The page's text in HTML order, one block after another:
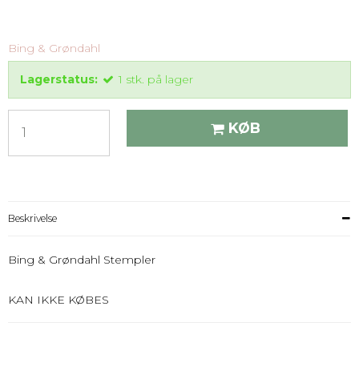
Bing & Grøndahl
Lagerstatus: 1 stk. på lager
KØB
Beskrivelse
Bing & Grøndahl Stempler
KAN IKKE KØBES